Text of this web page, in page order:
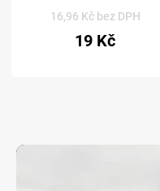
16,96 Kč bez DPH
19 Kč